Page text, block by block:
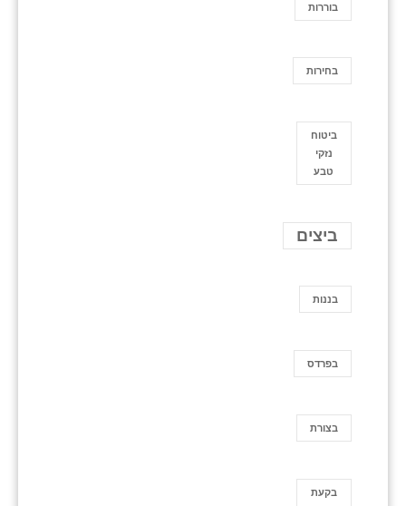
בוררות
בחירות
ביטוח
נזקי
טבע
ביצים
בננות
בפרדס
בצורת
בקעת